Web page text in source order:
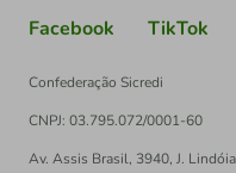
Facebook TikTok
Confederação Sicredi
CNPJ: 03.795.072/0001-60
Av. Assis Brasil, 3940, J.